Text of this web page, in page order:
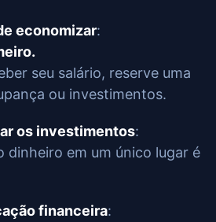
economizar:
seu salário, reserve uma
ou investimentos.
os investimentos:
dinheiro em um único lugar é
financeira: